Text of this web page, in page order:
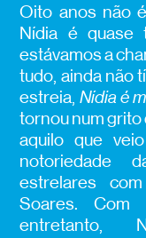
Oito anos não
Nídia é quase
estávamos a
tudo, ainda não
estreia, Nídia é
tornou num
aquilo que
notoriedade
estrelares
Soares. Com